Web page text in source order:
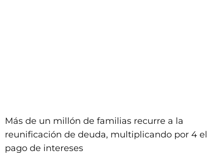
Más de un millón de familias recurre a la
reunificación de deuda, multiplicando por 4 el
pago de intereses